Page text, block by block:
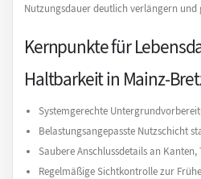
Nutzungsdauer deutlich verlängern
Kernpunkte für
Haltbarkeit in Mainz-
Systemgerechte
Belastungsangepasste Nutzschicht
Saubere Anschlussdetails an
Regelmäßige Sichtkontrolle zur